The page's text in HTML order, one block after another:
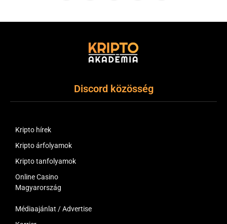
Discord közösség
Kripto hírek
Kripto árfolyamok
Kripto tanfolyamok
Online Casino
Magyarország
Médiaajánlat / Advertise